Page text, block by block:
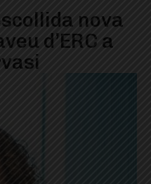
nova
d’ERC a